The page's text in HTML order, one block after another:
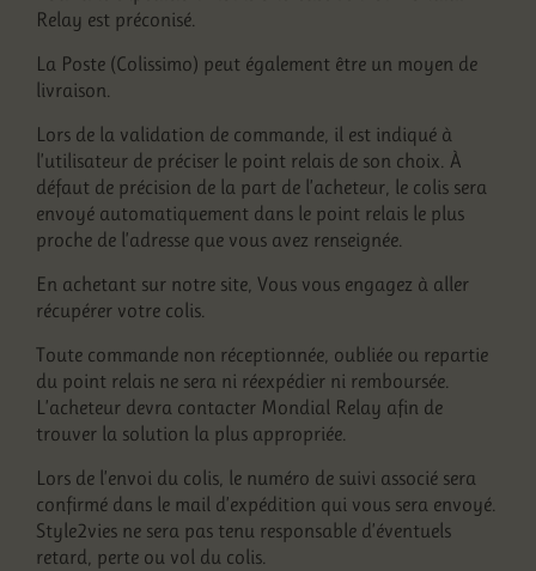
Relay est préconisé.
La Poste (Colissimo) peut également être un moyen de
livraison.
Lors de la validation de commande, il est indiqué à
l’utilisateur de préciser le point relais de son choix. À
défaut de précision de la part de l’acheteur, le colis sera
envoyé automatiquement dans le point relais le plus
proche de l’adresse que vous avez renseignée.
En achetant sur notre site, Vous vous engagez à aller
récupérer votre colis.
Toute commande non réceptionnée, oubliée ou repartie
du point relais ne sera ni réexpédier ni remboursée.
L’acheteur devra contacter Mondial Relay afin de
trouver la solution la plus appropriée.
Lors de l’envoi du colis, le numéro de suivi associé sera
confirmé dans le mail d’expédition qui vous sera envoyé.
Style2vies ne sera pas tenu responsable d’éventuels
retard, perte ou vol du colis.